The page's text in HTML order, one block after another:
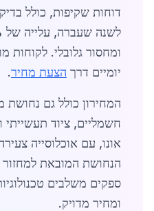
דוחות שקיפות, כולל
ומחסור גלובלי. לקוחות
יומיים דרך הצעת מחיר.
המחירון כולל גם נחושת
חשמליים, ציוד תעשייתי
אונו, עם אוכלוסייה
ומחיר מדויק.